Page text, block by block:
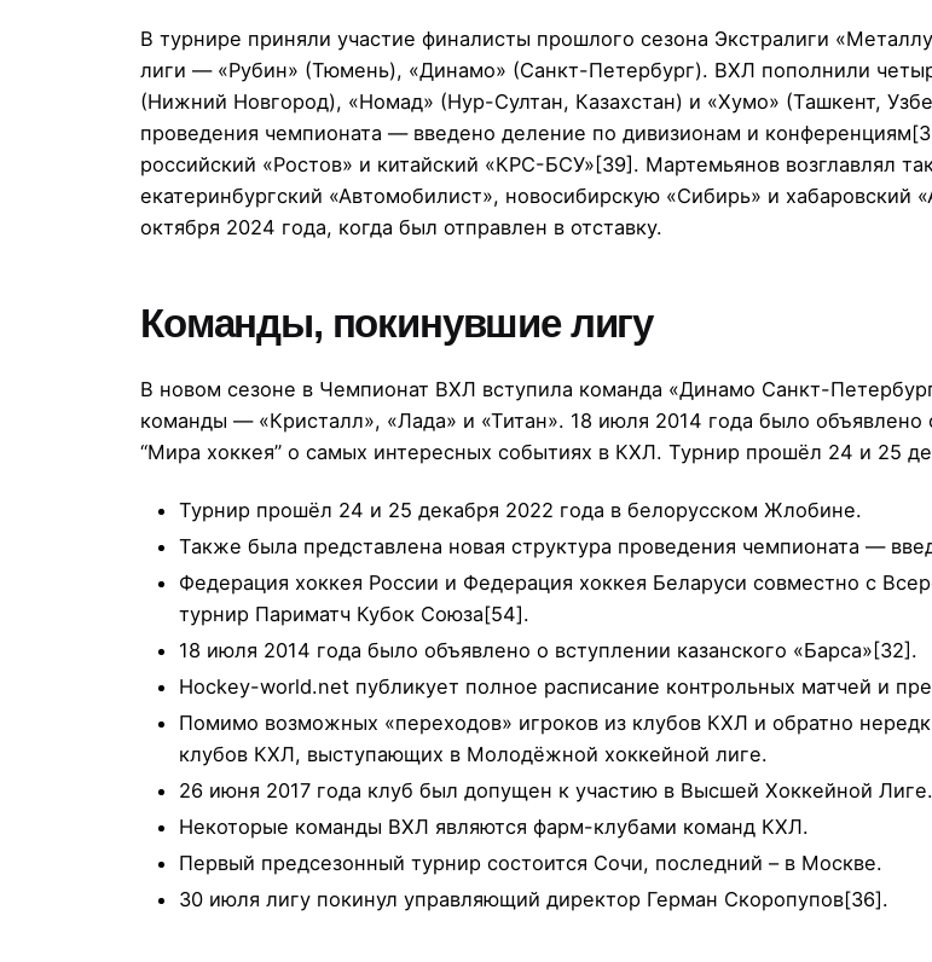
В турнире приняли участие финалисты прошлого сезона Экстралиги
лиги — «Рубин» (Тюмень), «Динамо» (Санкт-Петербург). ВХЛ пополнили
(Нижний Новгород), «Номад» (Нур-Султан, Казахстан) и «Хумо» (Ташкент,
проведения чемпионата — введено деление по дивизионам и
российский «Ростов» и китайский «КРС-БСУ»[39]. Мартемьянов возглавлял
екатеринбургский «Автомобилист», новосибирскую «Сибирь» и
октября 2024 года, когда был отправлен в отставку.
Команды, покинувшие лигу
В новом сезоне в Чемпионат ВХЛ вступила команда «Динамо Санкт-
команды — «Кристалл», «Лада» и «Титан». 18 июля 2014 года было объявлено
“Мира хоккея” о самых интересных событиях в КХЛ. Турнир прошёл 24 и 25
Турнир прошёл 24 и 25 декабря 2022 года в белорусском Жлобине.
Также была представлена новая структура проведения чемпионата —
Федерация хоккея России и Федерация хоккея Беларуси совместно с
турнир Париматч Кубок Союза[54].
18 июля 2014 года было объявлено о вступлении казанского «Барса»[32].
Hockey-world.net публикует полное расписание контрольных матчей и
Помимо возможных «переходов» игроков из клубов КХЛ и обратно
клубов КХЛ, выступающих в Молодёжной хоккейной лиге.
26 июня 2017 года клуб был допущен к участию в Высшей Хоккейной Лиге.
Некоторые команды ВХЛ являются фарм-клубами команд КХЛ.
Первый предсезонный турнир состоится Сочи, последний – в Москве.
30 июля лигу покинул управляющий директор Герман Скоропупов[36].